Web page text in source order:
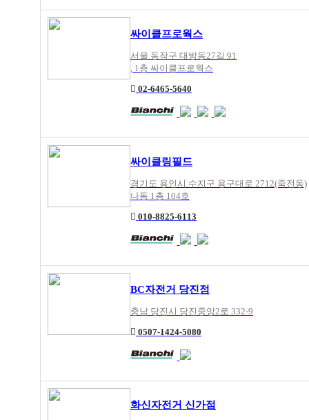
싸이클프로웍스
서울 동작구 대방동27길 91
, 1층 싸이클프로웍스
02-6465-5640
싸이클링필드
경기도 용인시 수지구 용구대로 2712(죽전동)
나동 1층 104호
010-8825-6113
BC자전거 당진점
충남 당진시 당진중앙2로 332-9
0507-1424-5080
화신자전거 신가점